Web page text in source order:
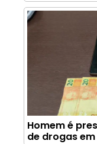
Homem é
de drogas